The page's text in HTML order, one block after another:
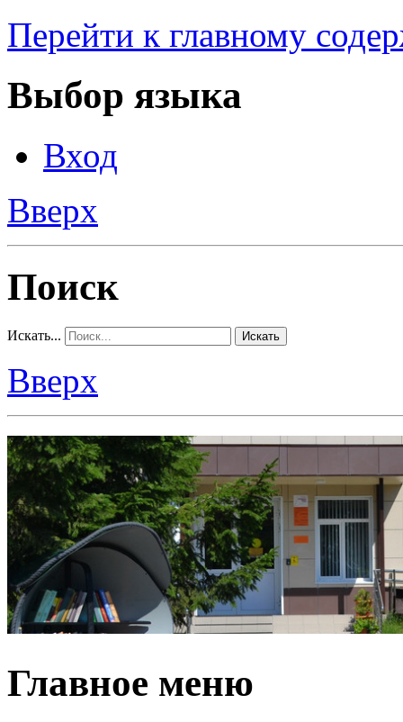
Перейти к главному
Выбор языка
Вход
Вверх
Поиск
Искать... Искать
Вверх
Главное меню